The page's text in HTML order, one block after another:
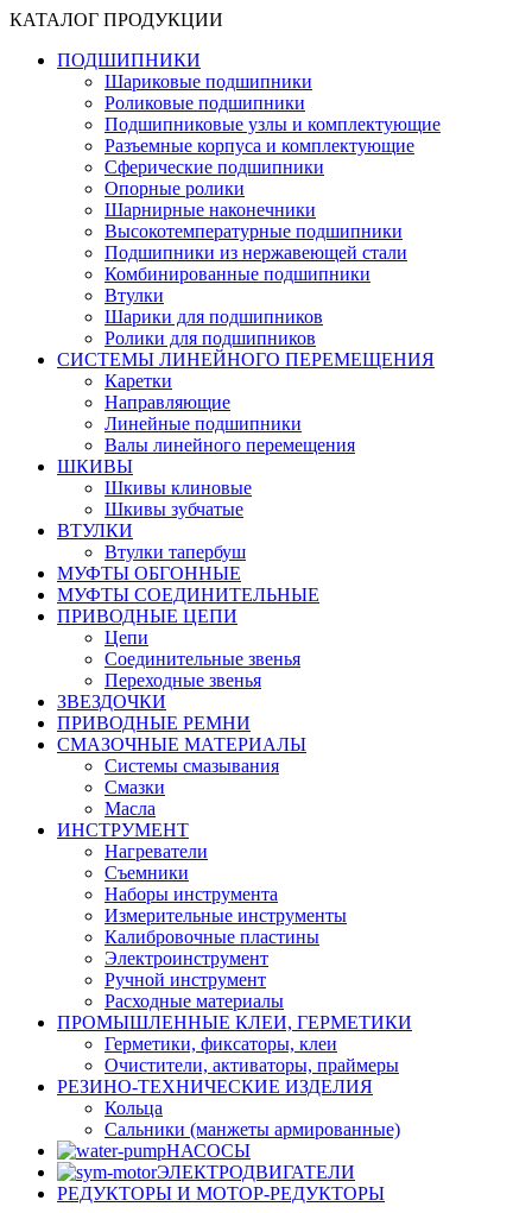
КАТАЛОГ ПРОДУКЦИИ
ПОДШИПНИКИ
Шариковые подшипники
Роликовые подшипники
Подшипниковые узлы и комплектующие
Разъемные корпуса и комплектующие
Сферические подшипники
Опорные ролики
Шарнирные наконечники
Высокотемпературные подшипники
Подшипники из нержавеющей стали
Комбинированные подшипники
Втулки
Шарики для подшипников
Ролики для подшипников
СИСТЕМЫ ЛИНЕЙНОГО ПЕРЕМЕЩЕНИЯ
Каретки
Направляющие
Линейные подшипники
Валы линейного перемещения
ШКИВЫ
Шкивы клиновые
Шкивы зубчатые
ВТУЛКИ
Втулки тапербуш
МУФТЫ ОБГОННЫЕ
МУФТЫ СОЕДИНИТЕЛЬНЫЕ
ПРИВОДНЫЕ ЦЕПИ
Цепи
Соединительные звенья
Переходные звенья
ЗВЕЗДОЧКИ
ПРИВОДНЫЕ РЕМНИ
СМАЗОЧНЫЕ МАТЕРИАЛЫ
Системы смазывания
Смазки
Масла
ИНСТРУМЕНТ
Нагреватели
Съемники
Наборы инструмента
Измерительные инструменты
Калибровочные пластины
Электроинструмент
Ручной инструмент
Расходные материалы
ПРОМЫШЛЕННЫЕ КЛЕИ, ГЕРМЕТИКИ
Герметики, фиксаторы, клеи
Очистители, активаторы, праймеры
РЕЗИНО-ТЕХНИЧЕСКИЕ ИЗДЕЛИЯ
Кольца
Сальники (манжеты армированные)
НАСОСЫ
ЭЛЕКТРОДВИГАТЕЛИ
РЕДУКТОРЫ И МОТОР-РЕДУКТОРЫ